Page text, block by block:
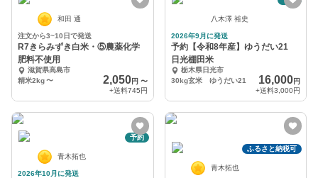
和田 通
注文から3~10日で発送
R7きらみずき白米・⑤農薬化学
肥料不使用
滋賀県高島市
精米2kg〜 2,050円 〜
+送料745円
八木澤 裕史
2026年9月に発送
予約【令和8年産】ゆうだい21
日光棚田米
栃木県日光市
30kg玄米 ゆうだい21
16,000円
+送料3,000円
予約
青木拓也
2026年10月に発送
ふるさと納税可
青木拓也